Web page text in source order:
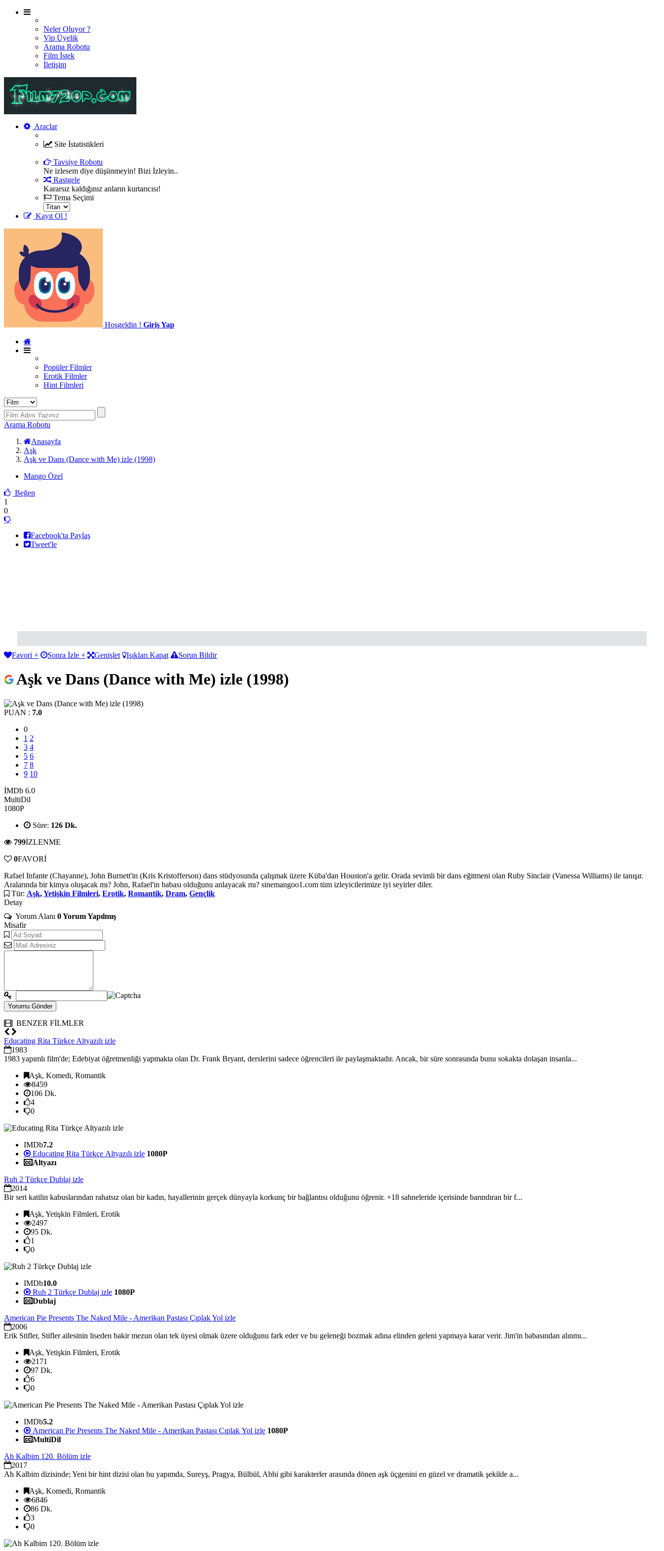
Neler Oluyor ?
Vip Üyelik
Arama Robotu
Film İstek
İletişim
Araçlar
Site İstatistikleri
Tavsiye Robotu
Ne izlesem diye düşünmeyin! Bizi İzleyin..
Rastgele
Kararsız kaldığınız anların kurtarıcısı!
Tema Seçimi
Kayıt Ol !
Hoşgeldin ! Giriş Yap
Popüler Filmler
Erotik Filmler
Hint Filmleri
Arama Robotu
Anasayfa
Aşk
Aşk ve Dans (Dance with Me) izle (1998)
Mango Özel
Beğen
1
0
Facebook'ta Paylaş
Tweet'le
Favori + Sonra İzle + Genişlet Işıkları Kapat Sorun Bildir
Aşk ve Dans (Dance with Me) izle (1998)
PUAN : 7.0
0
1 2
3 4
5 6
7 8
9 10
İMDb 6.0
MultiDil
1080P
Süre: 126 Dk.
799İZLENME
0FAVORİ
Rafael Infante (Chayanne), John Burnett'in (Kris Kristofferson) dans stüdyosunda çalışmak üzere Küba'dan Houston'a gelir. Orada sevimli bir dans eğitmeni olan Ruby Sinclair (Vanessa Williams) ile tanışır.
Aralarında bir kimya oluşacak mı? John, Rafael'in babası olduğunu anlayacak mı? sinemangoo1.com tüm izleyicilerimize iyi seyirler diler.
Tür: Aşk,Yetişkin Filmleri, Erotik, Romantik, Dram, Gençlik
Detay
Yorum Alanı 0 Yorum Yapılmış
Misafir
BENZER FİLMLER
Educating Rita Türkçe Altyazılı izle
1983
1983 yapımlı film'de; Edebiyat öğretmenliği yapmakta olan Dr. Frank Bryant, derslerini sadece öğrencileri ile paylaşmaktadır. Ancak, bir süre sonrasında bunu sokakta dolaşan insanla...
Aşk, Komedi, Romantik
8459
106 Dk.
4
0
IMDb7.2
Educating Rita Türkçe Altyazılı izle 1080P
Altyazı
Ruh 2 Türkçe Dublaj izle
2014
Bir seri katilin kabuslarından rahatsız olan bir kadın, hayallerinin gerçek dünyayla korkunç bir bağlantısı olduğunu öğrenir. +18 sahneleride içerisinde barındıran bir f...
Aşk, Yetişkin Filmleri, Erotik
2497
95 Dk.
1
0
IMDb10.0
Ruh 2 Türkçe Dublaj izle 1080P
Dublaj
American Pie Presents The Naked Mile - Amerikan Pastası Çıplak Yol izle
2006
Erik Stifler, Stifler ailesinin liseden bakir mezun olan tek üyesi olmak üzere olduğunu fark eder ve bu geleneği bozmak adına elinden geleni yapmaya karar verir. Jim'in babasından alınmı...
Aşk, Yetişkin Filmleri, Erotik
2171
97 Dk.
6
0
IMDb5.2
American Pie Presents The Naked Mile - Amerikan Pastası Çıplak Yol izle 1080P
MultiDil
Ah Kalbim 120. Bölüm izle
2017
Ah Kalbim dizisinde; Yeni bir hint dizisi olan bu yapımda, Sureyş, Pragya, Bülbül, Abhi gibi karakterler arasında dönen aşk üçgenini en güzel ve dramatik şekilde a...
Aşk, Komedi, Romantik
6846
86 Dk.
3
0